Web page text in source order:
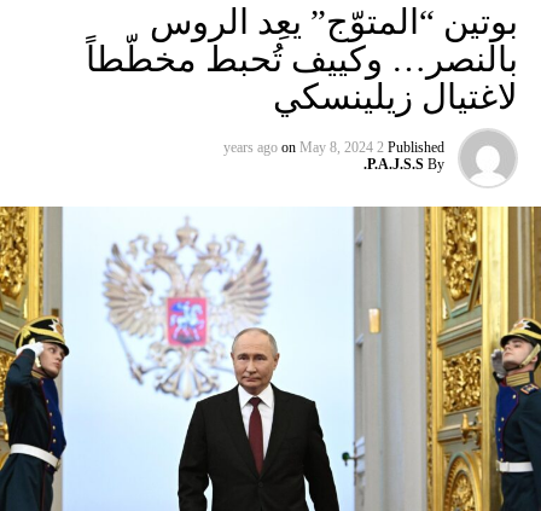
بوتين “المتوّج” يعِد الروس
بالنصر… وكييف تُحبط مخطّطاً
لاغتيال زيلينسكي
Published
2 years ago
on May 8, 2024
By
P.A.J.S.S.